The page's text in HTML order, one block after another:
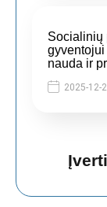
Socialinių
gyventojui
nauda ir
2025-12-